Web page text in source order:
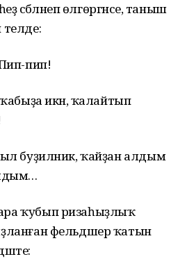
сәбәләнеп өлгөргәнсе, таныш
телде:
пип!
икән, ҡалайтып
буҙилник, ҡайҙан алдым
ҡубып ризаһыҙлыҡ
фельдшер ҡатын